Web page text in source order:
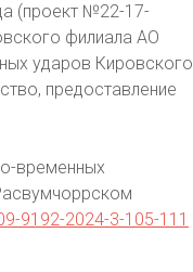
(проект №22-17-
филиала АО
ударов Кировского
предоставление
временных
9192-2024-3-105-111